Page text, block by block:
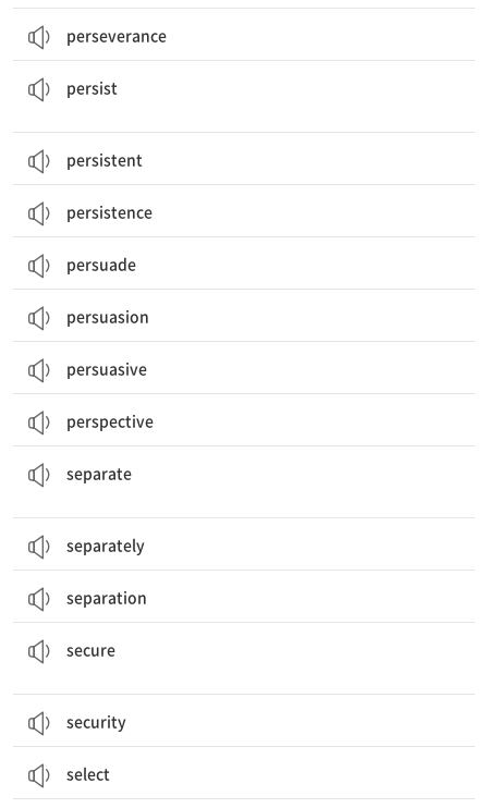
perseverance
persist
persistent
persistence
persuade
persuasion
persuasive
perspective
separate
separately
separation
secure
security
select